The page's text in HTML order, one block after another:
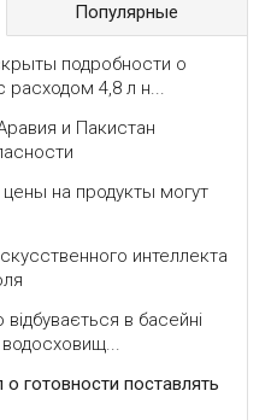
Популярные
подробности о
расходом 4,8 л н...
и Пакистан
на продукты могут
интеллекта
в басейні
водосховищ...
готовности поставлять